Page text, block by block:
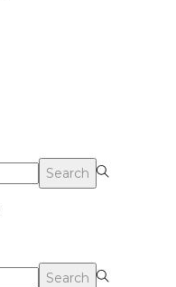
Search
Search